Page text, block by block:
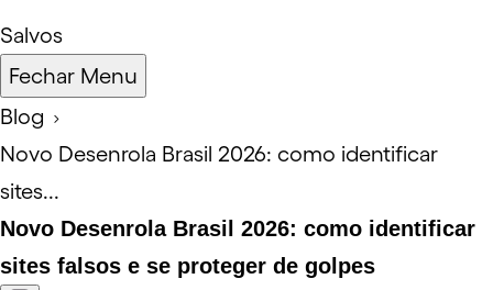
Salvos
Fechar Menu
Blog
Novo Desenrola Brasil 2026: como identificar
sites...
Novo Desenrola Brasil 2026: como identificar
sites falsos e se proteger de golpes